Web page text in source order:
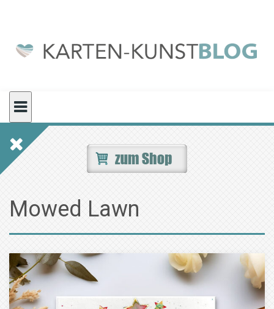
Mowed Lawn